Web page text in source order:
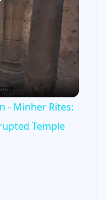
- Minher Rites:
Temple